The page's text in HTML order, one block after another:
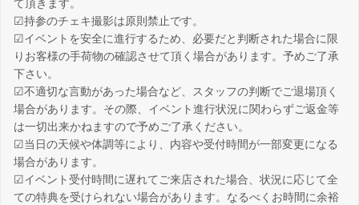
て頂きます。
☑持参のチェキ撮影は原則禁止です。
☑イベントを安全に進行するため、必要だと判断された場合に限
りお客様の手荷物の確認させて頂く場合があります。予めご了承
下さい。
☑不適切な言動があった場合など、スタッフの判断でご退場頂く
場合があります。その際、イベント進行状況に関わらずご返金等
は一切出来かねますので予めご了承ください。
☑当日の天候や体調等により、内容や受付時間が一部変更になる
場合があります。
☑イベント受付時間に遅れてご来店された場合、状況に応じて全
ての特典を受けられない場合があります。なるべくお時間に余裕